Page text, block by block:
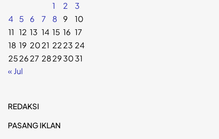
1
2
3
4
5 6 7 8 9
10
11 12 13 14 15 16 17
18 19 2021 2223 24
252627 28293031
« Jul
REDAKSI
PASANG IKLAN